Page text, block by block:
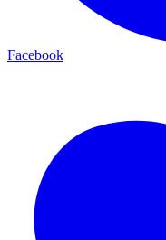
Facebook